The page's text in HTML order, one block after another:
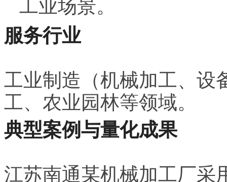
工业场景。
服务行业
工业制造（机械加工、设
工、农业园林等领域。
典型案例与量化成果
江苏南通某机械加工厂采